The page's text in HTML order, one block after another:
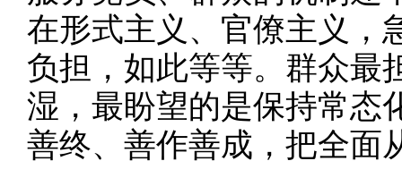
在形式主义、官僚主义，
负担，如此等等。群众最
湿，最盼望的是保持常态
善终、善作善成，把全面